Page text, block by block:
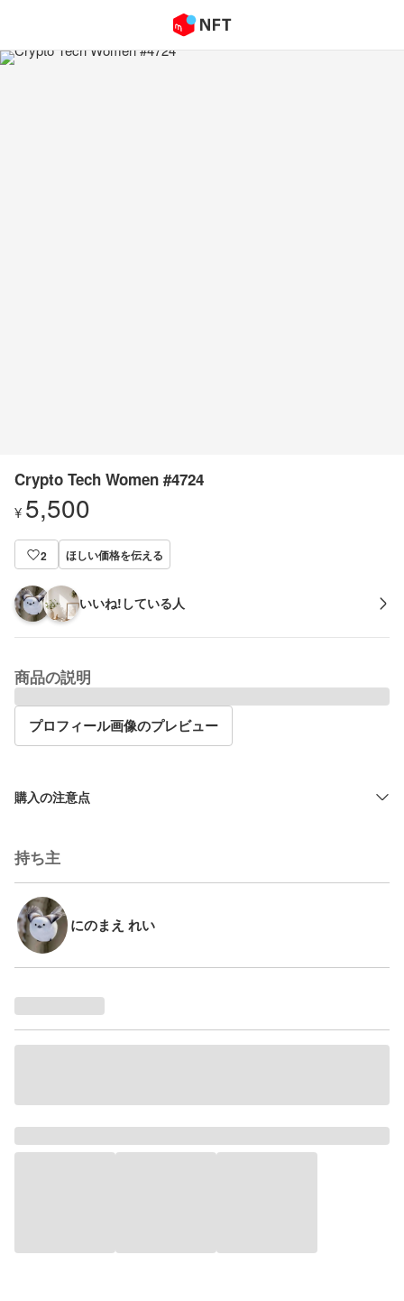
Crypto Tech Women #4724
¥ 5,500
2 ほしい価格を伝える
いいね!している人
商品の説明
プロフィール画像のプレビュー
購入の注意点
持ち主
にのまえ れい